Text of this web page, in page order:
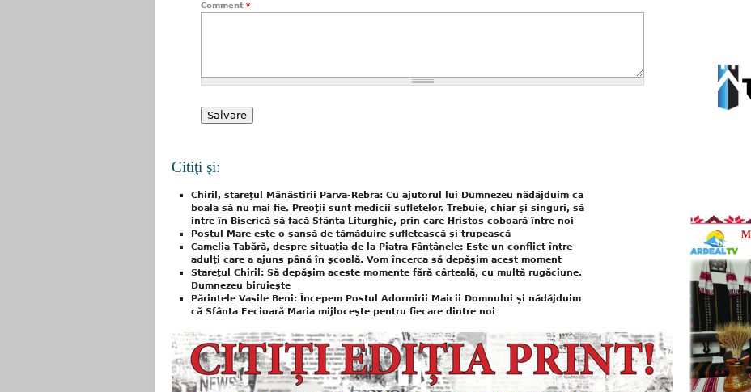
Comment *
Citiţi şi:
Chiril, stareţul Mănăstirii Parva-Rebra: Cu ajutorul lui Dumnezeu nădăjduim ca
boala să nu mai fie. Preoţii sunt medicii sufletelor. Trebuie, chiar şi singuri, să
intre în Biserică să facă Sfânta Liturghie, prin care Hristos coboară între noi
Postul Mare este o şansă de tămăduire sufletească şi trupească
Camelia Tabără, despre situaţia de la Piatra Fântânele: Este un conflict între
adulţi care a ajuns până în şcoală. Vom încerca să depăşim acest moment
Stareţul Chiril: Să depăşim aceste momente fără cârteală, cu multă rugăciune.
Dumnezeu biruieşte
Părintele Vasile Beni: Începem Postul Adormirii Maicii Domnului și nădăjduim
că Sfânta Fecioară Maria mijloceşte pentru fiecare dintre noi